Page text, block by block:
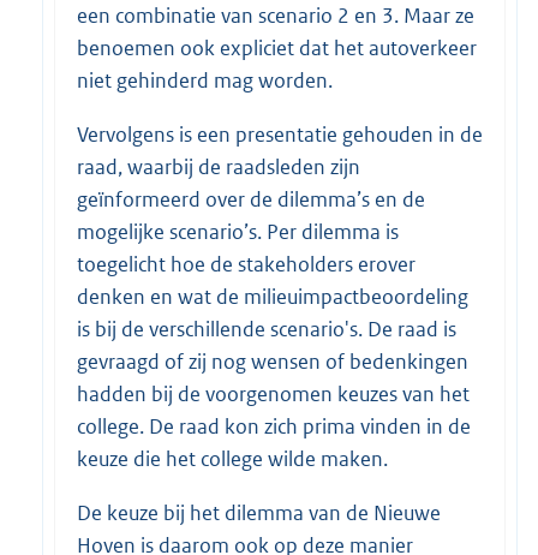
een combinatie van scenario 2 en 3. Maar ze
benoemen ook expliciet dat het autoverkeer
niet gehinderd mag worden.
Vervolgens is een presentatie gehouden in de
raad, waarbij de raadsleden zijn
geïnformeerd over de dilemma’s en de
mogelijke scenario’s. Per dilemma is
toegelicht hoe de stakeholders erover
denken en wat de milieuimpactbeoordeling
is bij de verschillende scenario's. De raad is
gevraagd of zij nog wensen of bedenkingen
hadden bij de voorgenomen keuzes van het
college. De raad kon zich prima vinden in de
keuze die het college wilde maken.
De keuze bij het dilemma van de Nieuwe
Hoven is daarom ook op deze manier